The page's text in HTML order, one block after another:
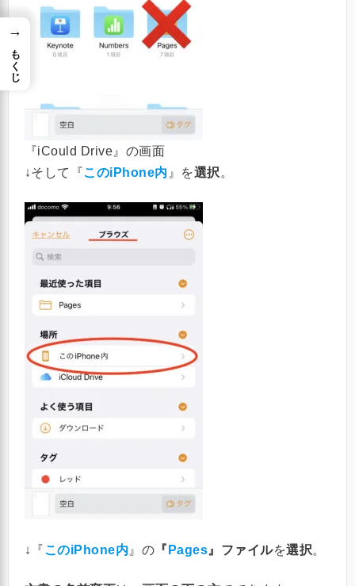
『iCould Drive』の画面
↓そして『このiPhone内 』を選択 。
↓『このiPhone内 』の 『 Pages 』ファイルを選択。
→
もくじ